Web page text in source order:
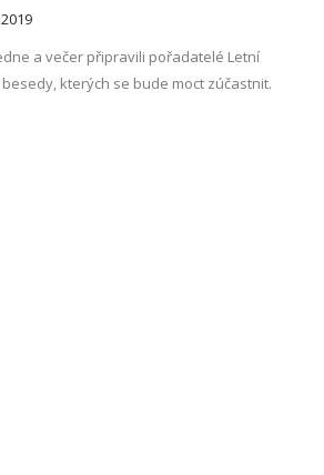
a večer připravili pořadatelé Letní
kterých se bude moct zúčastnit.